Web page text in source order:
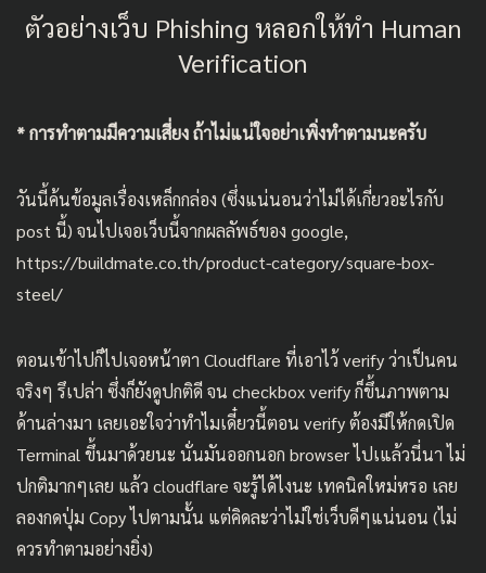
ตัวอย่างเว็บ Phishing หลอกให้ทำ Human
Verification
* การทำตามมีความเสี่ยง ถ้าไม่แน่ใจอย่าเพิ่งทำตามนะครับ
วันนี้ค้นข้อมูลเรื่องเหล็กกล่อง (ซึ่งแน่นอนว่าไม่ได้เกี่ยวอะไรกับ
post นี้) จนไปเจอเว็บนี้จากผลลัพธ์ของ google,
https://buildmate.co.th/product-category/square-box-
steel/
ตอนเข้าไปก็ไปเจอหน้าตา Cloudflare ที่เอาไว้ verify ว่าเป็นคน
จริงๆ รึเปล่า ซึ่งก็ยังดูปกติดี จน checkbox verify ก็ขึ้นภาพตาม
ด้านล่างมา เลยเอะใจว่าทำไมเดี๋ยวนี้ตอน verify ต้องมีให้กดเปิด
Terminal ขึ้นมาด้วยนะ นั่นมันออกนอก browser ไปเแล้วนี่นา ไม่
ปกติมากๆเลย แล้ว cloudflare จะรู้ได้ไงนะ เทคนิคใหม่หรอ เลย
ลองกดปุ่ม Copy ไปตามนั้น แต่คิดละว่าไม่ใช่เว็บดีๆแน่นอน (ไม่
ควรทำตามอย่างยิ่ง)